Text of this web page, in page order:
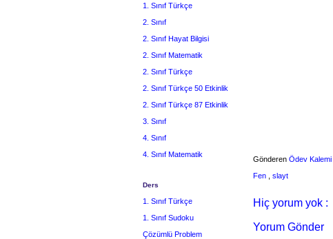
Gönderen Ödev Kalemi
Fen slayt
Hiç yorum yok :
Yorum Gönder
1. Sınıf Türkçe
2. Sınıf
2. Sınıf Hayat Bilgisi
2. Sınıf Matematik
2. Sınıf Türkçe
2. Sınıf Türkçe 50 Etkinlik
2. Sınıf Türkçe 87 Etkinlik
3. Sınıf
4. Sınıf
4. Sınıf Matematik
Ders
1. Sınıf Türkçe
1. Sınıf Sudoku
Çözümlü Problem